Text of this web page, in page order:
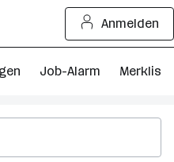
Anmelden
Job-Alarm Merkliste